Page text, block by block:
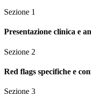
Sezione 1
Presentazione clinica e
Sezione 2
Red flags specifiche e
Sezione 3